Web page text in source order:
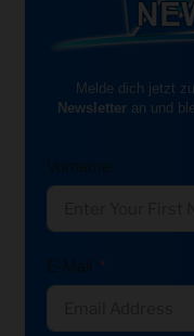
Melde dich jetzt
Newsletteran und
Vorname
E-Mail